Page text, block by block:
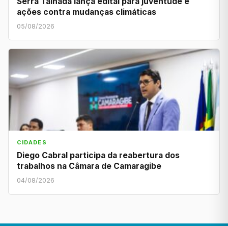
ações contra mudanças climáticas
05/08/2026
CIDADES
Diego Cabral participa da reabertura dos
trabalhos na Câmara de Camaragibe
04/08/2026